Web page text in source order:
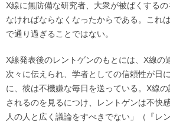
X線に無防備な研究者、大衆が被ばくする
なければならなくなったからである。これ
で通り過ぎることではない。
X線発表後のレントゲンのもとには、X線の
次々に伝えられ、学者としての信頼性が日
に、彼は不機嫌な毎日を送っている。X線
されるのを見るにつけ、レントゲンは不快
人の人と広く議論をすべきでない」（『レ